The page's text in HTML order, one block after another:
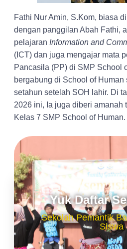
Fathi Nur Amin, S.Kom, biasa
dengan panggilan Abah Fathi,
pelajaran Information and
(ICT) dan juga mengajar mata
Pancasila (PP) di SMP School
bergabung di School of Human
setahun setelah SOH lahir. Di
2026 ini, Ia juga diberi amanah
Kelas 7 SMP School of Human.
Yuk Daftar
Sekolah Pemantik
Siswa